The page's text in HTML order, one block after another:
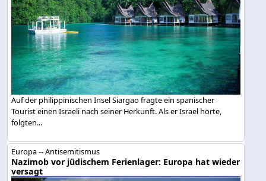
Auf der philippinischen Insel Siargao fragte ein spanischer
Tourist einen Israeli nach seiner Herkunft. Als er Israel hörte,
folgten...
Europa -- Antisemitismus
Nazimob vor jüdischem Ferienlager: Europa hat wieder
versagt